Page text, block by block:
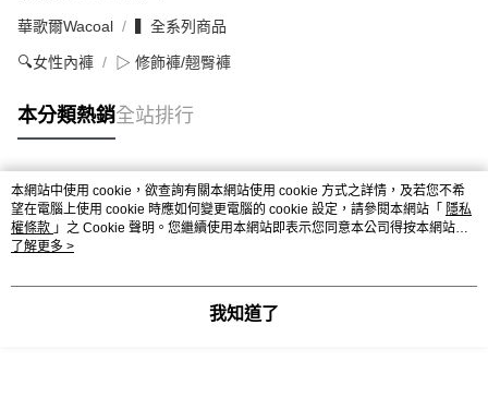
華歌爾Wacoal ▍全系列商品
🔍女性內褲 ▷ 修飾褲/翹臀褲
本分類熱銷全站排行
熱門標籤
本網站中使用 cookie，欲查詢有關本網站使用 cookie 方式之詳情，及若您不希
望在電腦上使用 cookie 時應如何變更電腦的 cookie 設定，請參閱本網站「 隱私
權條款 」之 Cookie 聲明。您繼續使用本網站即表示您同意本公司得按本網站使
用條款之 Cookie 聲明使用 cookie。
了解更多 >
我知道了